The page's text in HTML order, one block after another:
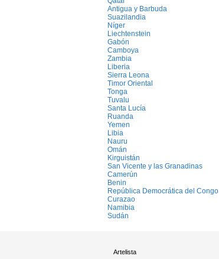
Antigua y Barbuda
Suazilandia
Níger
Liechtenstein
Gabón
Camboya
Zambia
Liberia
Sierra Leona
Timor Oriental
Tonga
Tuvalu
Santa Lucía
Ruanda
Yemen
Libia
Nauru
Omán
Kirguistán
San Vicente y las Granadinas
Camerún
Benin
República Democrática del Congo
Curazao
Namibia
Sudán
Artelista